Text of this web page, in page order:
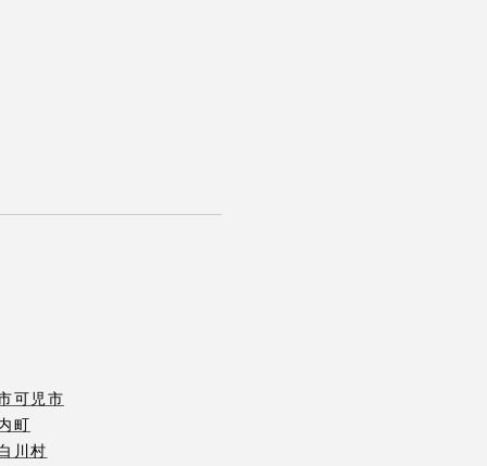
可児市
町
川村